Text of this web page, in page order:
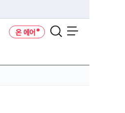
온 에어